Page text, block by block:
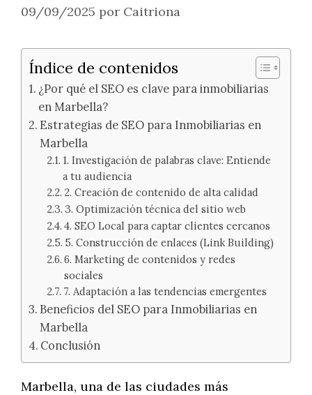
09/09/2025 por Caitriona
Índice de contenidos
¿Por qué el SEO es clave para inmobiliarias
en Marbella?
Estrategias de SEO para Inmobiliarias en
Marbella
1. Investigación de palabras clave: Entiende
a tu audiencia
2. Creación de contenido de alta calidad
3. Optimización técnica del sitio web
4. SEO Local para captar clientes cercanos
5. Construcción de enlaces (Link Building)
6. Marketing de contenidos y redes
sociales
7. Adaptación a las tendencias emergentes
Beneficios del SEO para Inmobiliarias en
Marbella
Conclusión
Marbella, una de las ciudades más